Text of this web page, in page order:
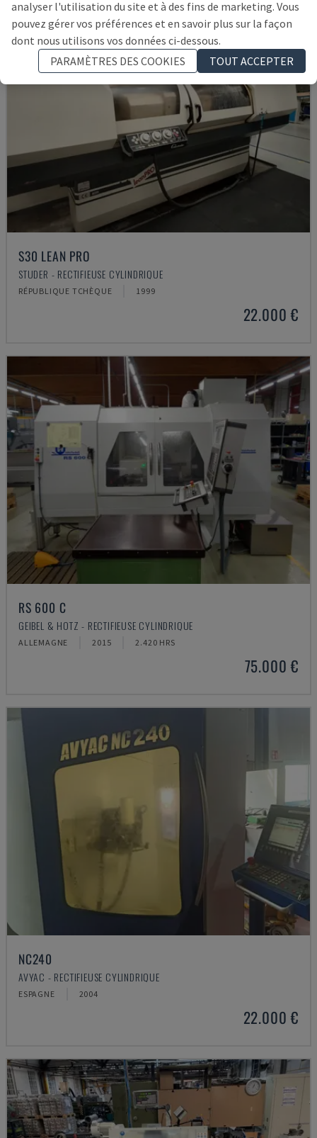
S30 LEAN PRO
STUDER - RECTIFIEUSE CYLINDRIQUE
RÉPUBLIQUE TCHÈQUE 1999
22.000 €
RS 600 C
GEIBEL & HOTZ - RECTIFIEUSE CYLINDRIQUE
ALLEMAGNE 2015 2.420 HRS
75.000 €
NC240
AVYAC - RECTIFIEUSE CYLINDRIQUE
ESPAGNE 2004
22.000 €
analyser l'utilisation du site et à des fins de marketing. Vous
pouvez gérer vos préférences et en savoir plus sur la façon
dont nous utilisons vos données ci-dessous.
PARAMÈTRES DES COOKIES
TOUT ACCEPTER